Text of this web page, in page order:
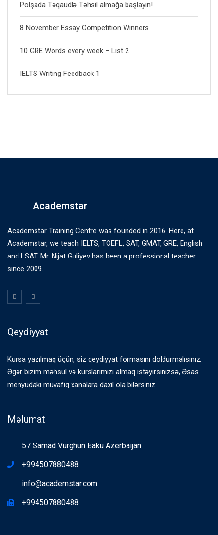
Polşada Təqaüdlə Təhsil almağa başlayın!
8 November Essay Competition Winners
10 GRE Words every week – List 2
IELTS Writing Feedback 1
Academstar
Academstar Training Centre was founded in 2016. Here, at
Academstar, we teach IELTS, TOEFL, SAT, GMAT, GRE, English
and LSAT. Mr. Nijat Guliyev has been a professional teacher
since 2009.
Qeydiyyat
Kursa yazılmaq üçün, siz qeydiyyat formasını doldurmalısınız.
Əgər bizim məhsul və kurslarımızı almaq istəyirsinizsə, Əsas
menyudakı müvafiq xanalara daxil ola bilərsiniz.
Məlumat
57 Samad Vurghun Baku Azerbaijan
+994507880488
info@academstar.com
+994507880488